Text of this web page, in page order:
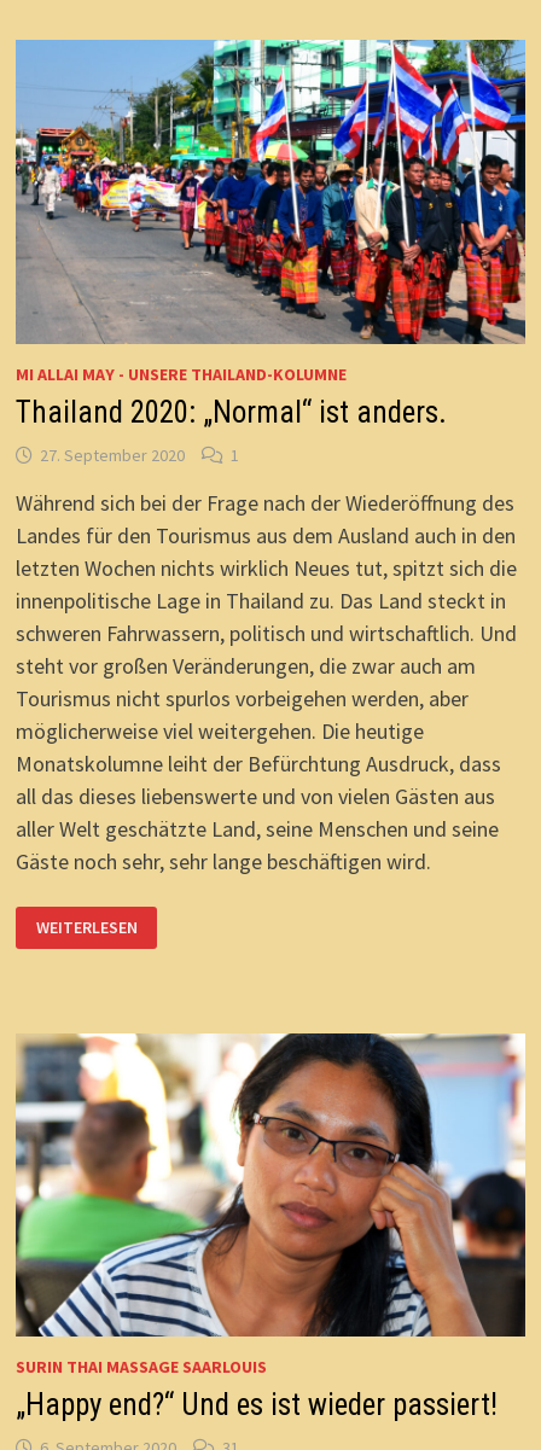
MI ALLAI MAY - UNSERE THAILAND-KOLUMNE
Thailand 2020: „Normal“ ist anders.
27. September 2020 1
Während sich bei der Frage nach der Wiederöffnung des
Landes für den Tourismus aus dem Ausland auch in den
letzten Wochen nichts wirklich Neues tut, spitzt sich die
innenpolitische Lage in Thailand zu. Das Land steckt in
schweren Fahrwassern, politisch und wirtschaftlich. Und
steht vor großen Veränderungen, die zwar auch am
Tourismus nicht spurlos vorbeigehen werden, aber
möglicherweise viel weitergehen. Die heutige
Monatskolumne leiht der Befürchtung Ausdruck, dass
all das dieses liebenswerte und von vielen Gästen aus
aller Welt geschätzte Land, seine Menschen und seine
Gäste noch sehr, sehr lange beschäftigen wird.
THAILAND
2020:
„NORMAL“
WEITERLESEN
SURIN THAI MASSAGE SAARLOUIS
„Happy end?“ Und es ist wieder passiert!